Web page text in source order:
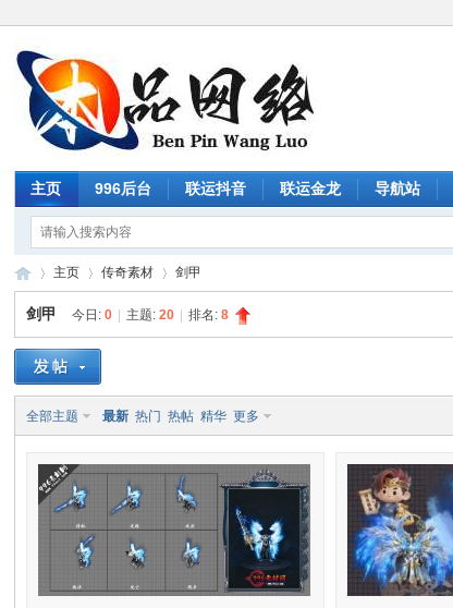
主页 996后台 联运抖音 联运金龙 导航站
»
主页
›
传奇素材 剑甲
剑甲 今日:0 主题:20 排名:8
全部主题 最新 热门 热帖 精华 更多